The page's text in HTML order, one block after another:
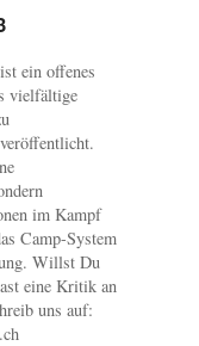
ein offenes
vielfältige
im Kampf
Camp-System
Willst Du
eine Kritik an
uns auf: